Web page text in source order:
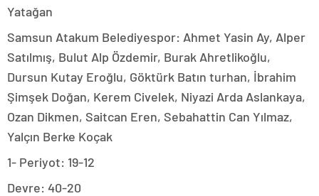
Yatağan
Samsun Atakum Belediyespor: Ahmet Yasin Ay, Alper
Satılmış, Bulut Alp Özdemir, Burak Ahretlikoğlu,
Dursun Kutay Eroğlu, Göktürk Batın turhan, İbrahim
Şimşek Doğan, Kerem Civelek, Niyazi Arda Aslankaya,
Ozan Dikmen, Saitcan Eren, Sebahattin Can Yılmaz,
Yalçın Berke Koçak
1- Periyot: 19-12
Devre: 40-20